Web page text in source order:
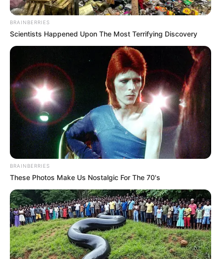
Posted
in
Friss hírek
„Teljesen megdöbbentem” – A
Fidesz-szavazók most
szembesülnek azzal, hogy
Magyar Péter nem olyan,
amilyennek a propaganda
korábban lefestette
by Szerző April 14, 2026
BRAINBERRIES
Scientists Happened Upon The Most Terrifying Discovery
BRAINBERRIES
These Photos Make Us Nostalgic For The 70's